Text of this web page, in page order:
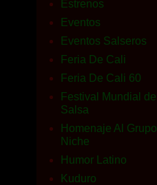
Estrenos
Eventos
Eventos Salseros
Feria De Cali
Feria De Cali 60
Festival Mundial de
Salsa
Homenaje Al Grupo
Niche
Humor Latino
Kuduro